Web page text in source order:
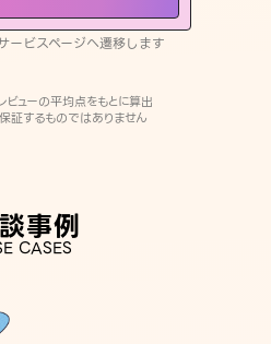
ビスページへ遷移します
ューの平均点をもとに算出
証するものではありません
事例
CASES